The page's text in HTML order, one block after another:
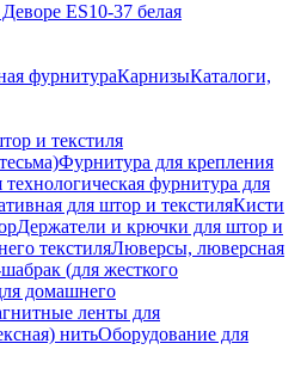
ES10-37 белая
фурнитураКарнизыКаталоги,
и текстиля
Фурнитура для крепления
фурнитура для
для штор и текстиляКисти
Держатели и крючки для штор и
текстиляЛюверсы, люверсная
(для жесткого
домашнего
ленты для
нитьОборудование для